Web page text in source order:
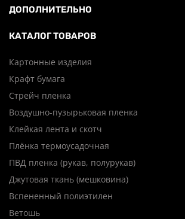
ДОПОЛНИТЕЛЬНО
КАТАЛОГ ТОВАРОВ
Картонные изделия
Крафт бумага
Стрейч пленка
Воздушно-пузырьковая пленка
Клейкая лента и скотч
Плёнка термоусадочная
ПВД пленка (рукав, полурукав)
Джутовая ткань (мешковина)
Вспененный полиэтилен
Ветошь